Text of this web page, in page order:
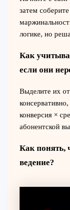
затем
логике, но
Как
если они
Выделите их
конверсия ×
абонентской
Как понять,
ведение?